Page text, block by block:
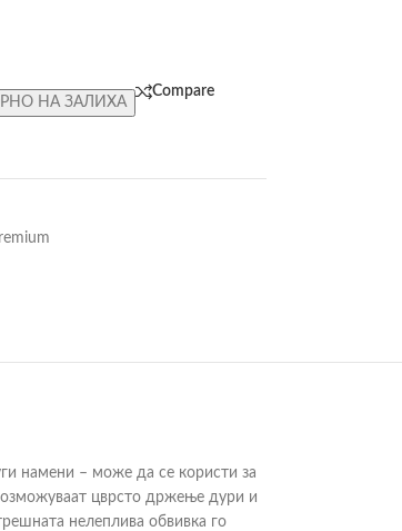
НА ЗАЛИХА
Compare
намени – може да се користи за
цврсто држење дури и
нелеплива обвивка го